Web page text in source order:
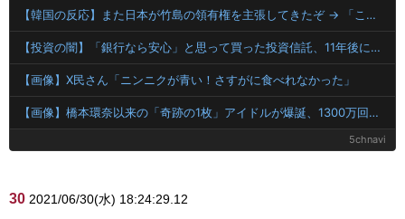
【韓国の反応】また日本が竹島の領有権を主張してきたぞ → 「この話題は永遠に終わらないな」「日本政府の支持率が落ちてきた時点でこの手のニュースが出るのは予想できた」
【投資の闇】「銀行なら安心」と思って買った投資信託、11年後に確認した結果……
【画像】X民さん「ニンニクが青い！さすがに食べれなかった」
【画像】橋本環奈以来の「奇跡の1枚」アイドルが爆誕、1300万回表示を記録ｗｗｗｗｗｗ 【Pickup07092036】
5chnavi
30 2021/06/30(水) 18:24:29.12